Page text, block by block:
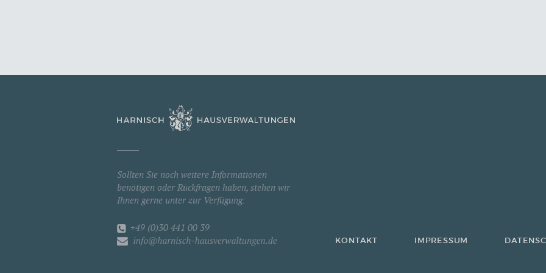
Sollten Sie noch weitere Informationen
benötigen oder Rückfragen haben, stehen wir
Ihnen gerne unter zur Verfügung:
+49 (0)30 441 00 39
KONTAKT
IMPRESSUM